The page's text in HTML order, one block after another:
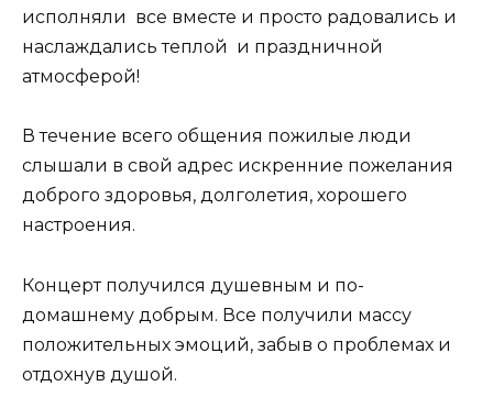
исполняли все вместе и просто радовались и
наслаждались теплой и праздничной
атмосферой!
В течение всего общения пожилые люди
слышали в свой адрес искренние пожелания
доброго здоровья, долголетия, хорошего
настроения.
Концерт получился душевным и по-
домашнему добрым. Все получили массу
положительных эмоций, забыв о проблемах и
отдохнув душой.